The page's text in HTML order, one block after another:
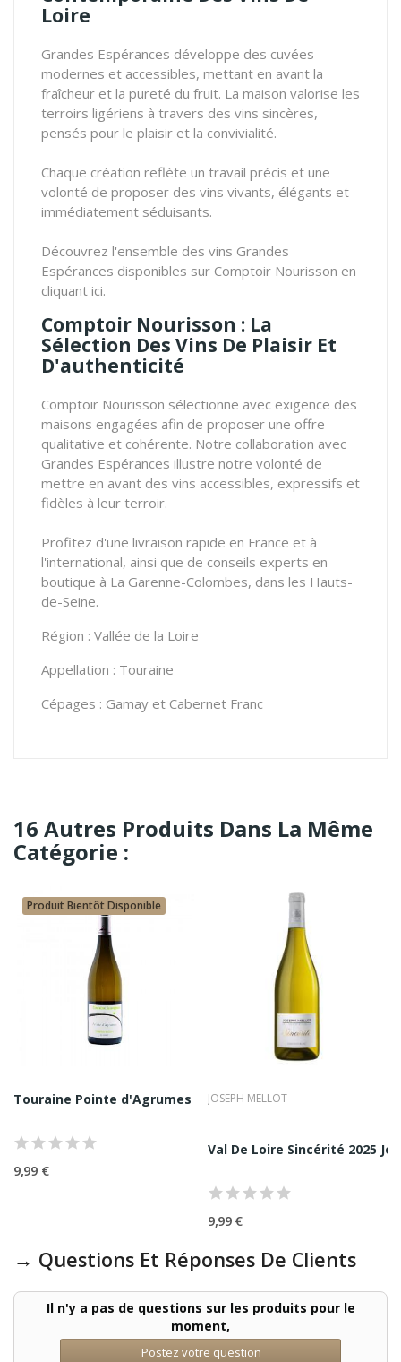
Loire
Grandes Espérances développe des cuvées
modernes et accessibles, mettant en avant la
fraîcheur et la pureté du fruit. La maison valorise les
terroirs ligériens à travers des vins sincères,
pensés pour le plaisir et la convivialité.
Chaque création reflète un travail précis et une
volonté de proposer des vins vivants, élégants et
immédiatement séduisants.
Découvrez l'ensemble des vins Grandes
Espérances disponibles sur Comptoir Nourisson en
cliquant ici.
Comptoir Nourisson : La
Sélection Des Vins De Plaisir Et
D'authenticité
Comptoir Nourisson sélectionne avec exigence des
maisons engagées afin de proposer une offre
qualitative et cohérente. Notre collaboration avec
Grandes Espérances illustre notre volonté de
mettre en avant des vins accessibles, expressifs et
fidèles à leur terroir.
Profitez d'une livraison rapide en France et à
l'international, ainsi que de conseils experts en
boutique à La Garenne-Colombes, dans les Hauts-
de-Seine.
Région : Vallée de la Loire
Appellation : Touraine
Cépages : Gamay et Cabernet Franc
16 Autres Produits Dans La Même
Catégorie :
2020 Rouge D. De...
Produit Bientôt Disponible
Touraine Pointe d'Agrumes Blanc 2020 François...
9,99 €
JOSEPH MELLOT
Val De Loire Sincérité 2025
9,99 €
→ Questions Et Réponses De Clients
Il n'y a pas de questions sur les produits pour le
moment,
Postez votre question